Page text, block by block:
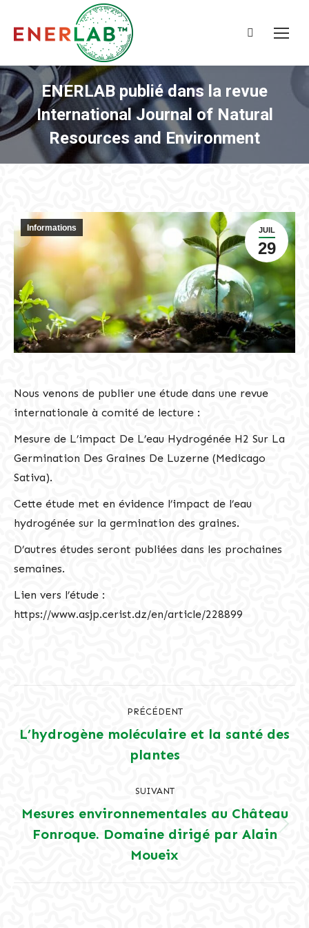
Recherche
ENERLAB publié dans la revue
International Journal of Natural
Resources and Environment
JUIL
29
Informations
Nous venons de publier une étude dans une revue
internationale à comité de lecture :
Mesure de L’impact De L’eau Hydrogénée H2 Sur La
Germination Des Graines De Luzerne (Medicago
Sativa).
Cette étude met en évidence l’impact de l’eau
hydrogénée sur la germination des graines.
D’autres études seront publiées dans les prochaines
semaines.
Lien vers l’étude :
https://www.asjp.cerist.dz/en/article/228899
article
PRÉCÉDENT
Article
précédent
L’hydrogène moléculaire et la santé des
plantes
SUIVANT
Article
suivant
Mesures environnementales au Château
Fonroque. Domaine dirigé par Alain
Moueix